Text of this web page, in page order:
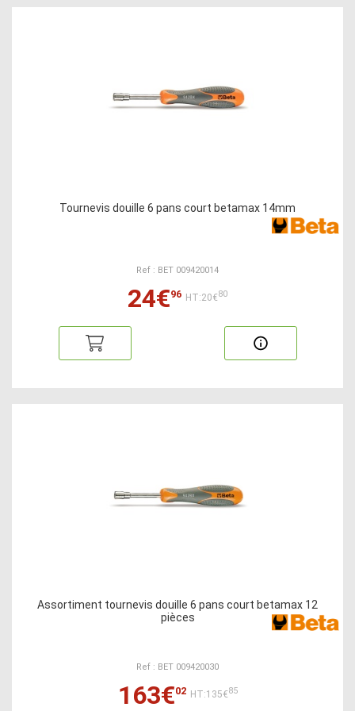
Tournevis douille 6 pans court betamax 14mm
Ref : BET 009420014
24€96 HT:20€80
Assortiment tournevis douille 6 pans court betamax 12
pièces
Ref : BET 009420030
163€02 HT:135€85